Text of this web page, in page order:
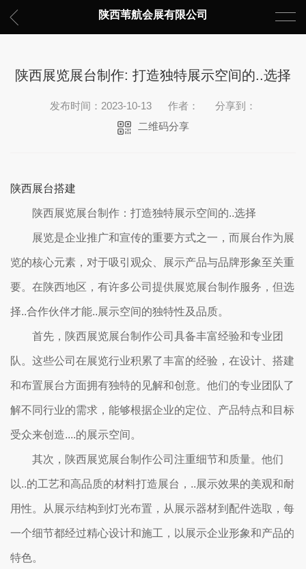
陕西苇航会展有限公司
陕西展览展台制作: 打造独特展示空间的..选择
发布时间：2023-10-13 作者：
分享到：
二维码分享
陕西展台搭建
陕西展览展台制作：打造独特展示空间的..选择
展览是企业推广和宣传的重要方式之一，而展台作为展
览的核心元素，对于吸引观众、展示产品与品牌形象至关重
要。在陕西地区，有许多公司提供展览展台制作服务，但选
择..合作伙伴才能..展示空间的独特性及品质。
首先，陕西展览展台制作公司具备丰富经验和专业团
队。这些公司在展览行业积累了丰富的经验，在设计、搭建
和布置展台方面拥有独特的见解和创意。他们的专业团队了
解不同行业的需求，能够根据企业的定位、产品特点和目标
受众来创造....的展示空间。
其次，陕西展览展台制作公司注重细节和质量。他们
以..的工艺和高品质的材料打造展台，..展示效果的美观和耐
用性。从展示结构到灯光布置，从展示器材到配件选取，每
一个细节都经过精心设计和施工，以展示企业形象和产品的
特色。